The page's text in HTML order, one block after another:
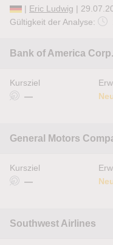
| Eric Ludwig |
Gültigkeit der Analyse:
Bank of America Corp.
Kursziel
—
General Motors
Kursziel
—
Southwest Airlines